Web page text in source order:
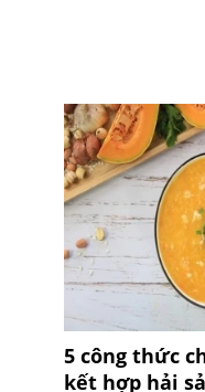
5 công thức
kết hợp hải